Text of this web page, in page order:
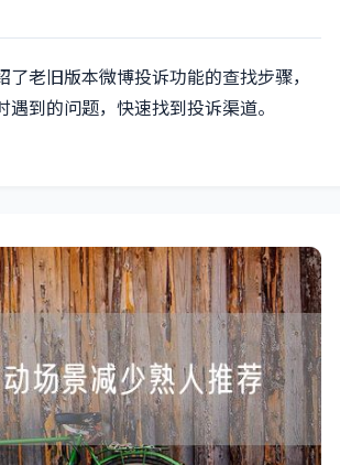
老旧版本微博投诉功能的查找步骤，
到的问题，快速找到投诉渠道。